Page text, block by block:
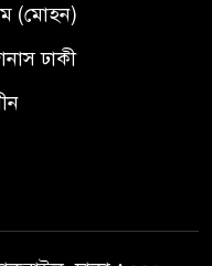
(মোহন)
ঢাকী